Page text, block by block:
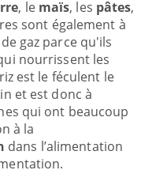
, le maïs, les pâtes,
sont également à
gaz parce qu'ils
nourrissent les
est le féculent le
et est donc à
qui ont beaucoup
à la
dans l’alimentation